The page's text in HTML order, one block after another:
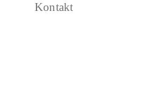
Kontakt